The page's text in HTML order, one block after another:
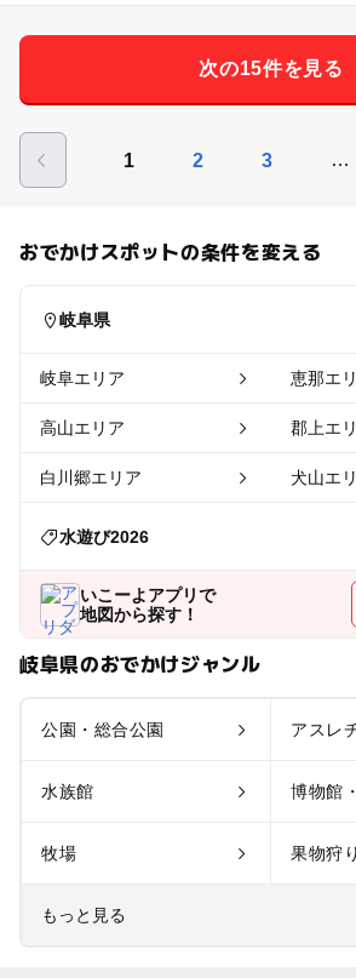
次の15件を見る
1 2 3 …
おでかけスポットの条件を変える
岐阜県
岐阜エリア 恵那エ
高山エリア 郡上エ
白川郷エリア 犬山エ
水遊び2026
いこーよアプリで
地図から探す！
岐阜県のおでかけジャンル
公園・総合公園 アスレ
水族館 博物館
牧場 果物狩
もっと見る